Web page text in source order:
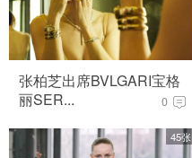
张柏芝出席BVLGARI宝格
丽SER...
0
45张